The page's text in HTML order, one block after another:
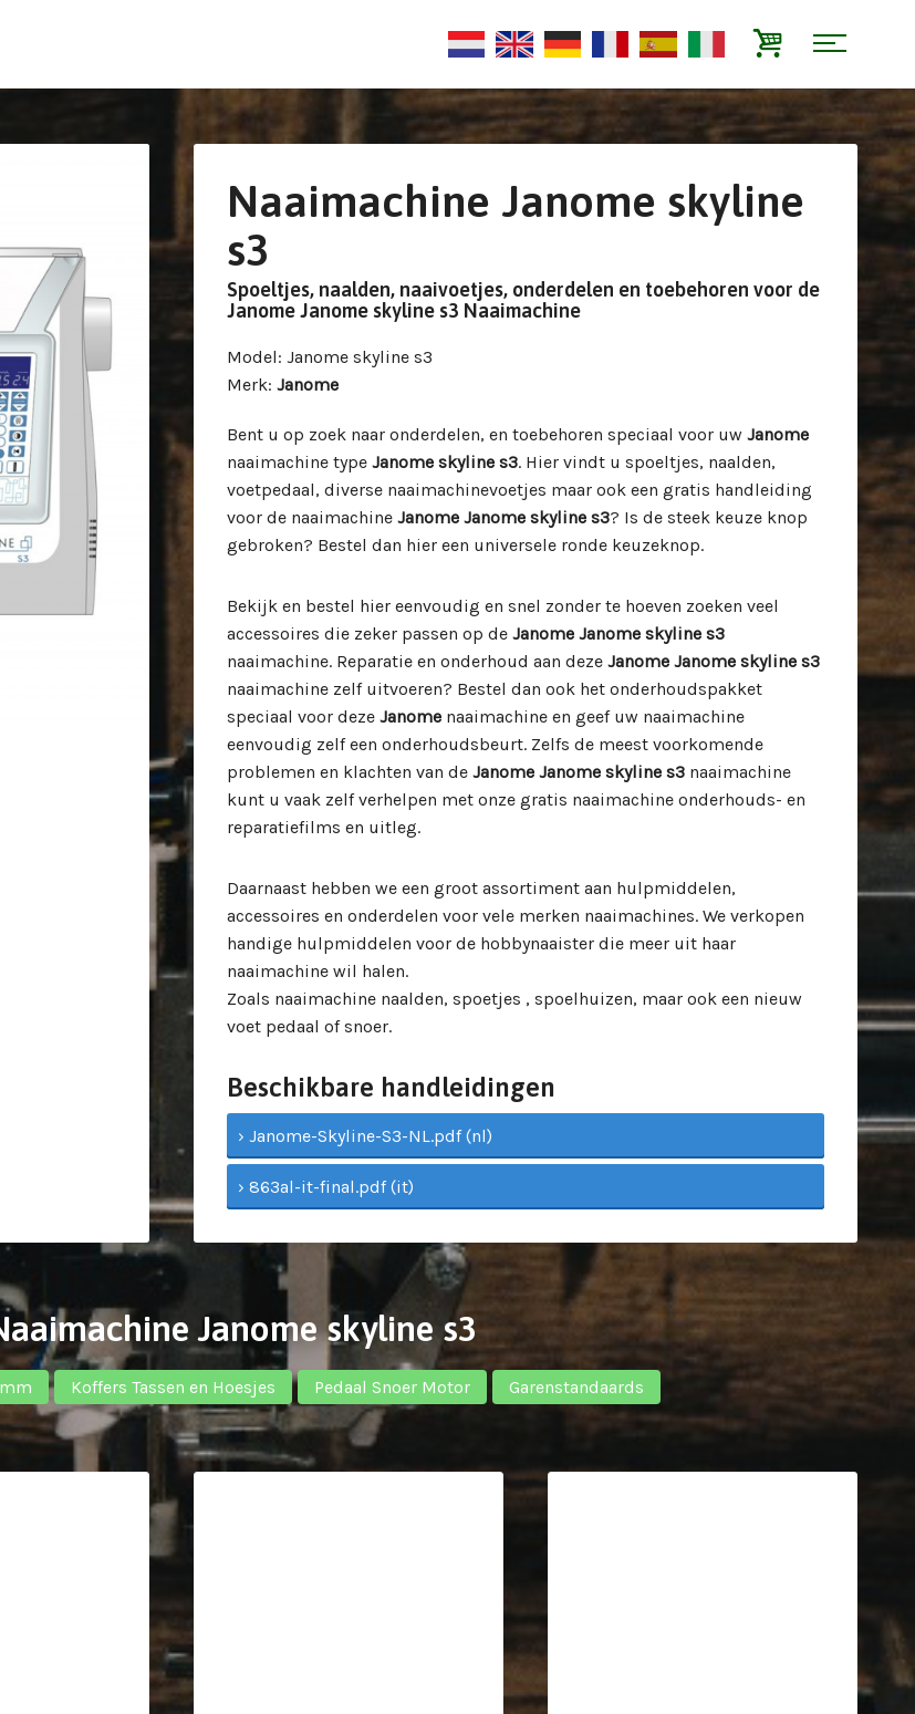
Naaimachine Janome skyline
s3
Spoeltjes, naalden, naaivoetjes, onderdelen en toebehoren voor de
Janome Janome skyline s3 Naaimachine
Model: Janome skyline s3
Merk: Janome
Bent u op zoek naar onderdelen, en toebehoren speciaal voor uw Janome
naaimachine type Janome skyline s3. Hier vindt u spoeltjes, naalden,
voetpedaal, diverse naaimachinevoetjes maar ook een gratis handleiding
voor de naaimachine Janome Janome skyline s3? Is de steek keuze knop
gebroken? Bestel dan hier een universele ronde keuzeknop.
Bekijk en bestel hier eenvoudig en snel zonder te hoeven zoeken veel
accessoires die zeker passen op de Janome Janome skyline s3
naaimachine. Reparatie en onderhoud aan deze Janome Janome skyline s3
naaimachine zelf uitvoeren? Bestel dan ook het onderhoudspakket
speciaal voor deze Janome naaimachine en geef uw naaimachine
eenvoudig zelf een onderhoudsbeurt. Zelfs de meest voorkomende
problemen en klachten van de Janome Janome skyline s3 naaimachine
kunt u vaak zelf verhelpen met onze gratis naaimachine onderhouds- en
reparatiefilms en uitleg.
Daarnaast hebben we een groot assortiment aan hulpmiddelen,
accessoires en onderdelen voor vele merken naaimachines. We verkopen
handige hulpmiddelen voor de hobbynaaister die meer uit haar
naaimachine wil halen.
Zoals naaimachine naalden, spoetjes , spoelhuizen, maar ook een nieuw
voet pedaal of snoer.
Beschikbare handleidingen
› Janome-Skyline-S3-NL.pdf (nl)
› 863al-it-final.pdf (it)
Janome skyline s3
Koffers Tassen en Hoesjes Pedaal Snoer Motor
Garenstandaards